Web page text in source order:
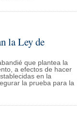
la Ley de
que plantea la
a efectos de hacer
en la
la prueba para la